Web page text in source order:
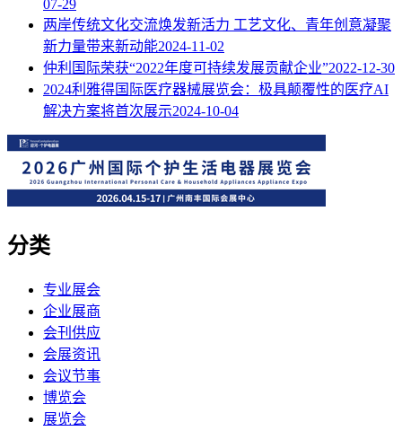
07-29
两岸传统文化交流焕发新活力 工艺文化、青年创意凝聚
新力量带来新动能2024-11-02
仲利国际荣获“2022年度可持续发展贡献企业”2022-12-30
2024利雅得国际医疗器械展览会：极具颠覆性的医疗AI
解决方案将首次展示2024-10-04
分类
专业展会
企业展商
会刊供应
会展资讯
会议节事
博览会
展览会